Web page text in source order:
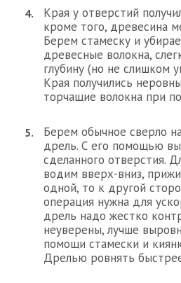
Края у отверстий
кроме того, древесина
Берем стамеску и
древесные волокна,
глубину (но не слишком
Края получились
торчащие волокна при
Берем обычное сверло
дрель. С его помощью
сделанного отверстия.
водим вверх-вниз,
одной, то к другой
операция нужна для
дрель надо жестко
неуверены, лучше
помощи стамески и
Дрелью ровнять